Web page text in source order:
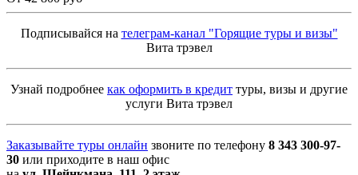
Подписывайся на телеграм-канал "Горящие туры и визы"
Вита трэвел
Узнай подробнее как оформить в кредит туры, визы и другие
услуги Вита трэвел
Заказывайте туры онлайн звоните по телефону 8 343 300-97-
30 или приходите в наш офис